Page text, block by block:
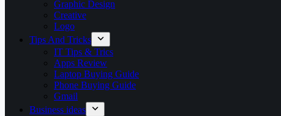
Graphic Design
Creative
Logo
Tips And Tricks
IT Tips & Trics
Apps Review
Laptop Buying Guide
Phone Buying Guide
Gmail
Business ideas